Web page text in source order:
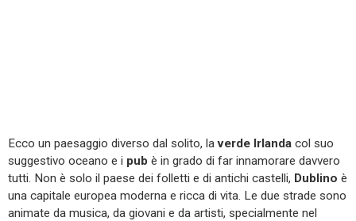
Ecco un paesaggio diverso dal solito, laverde Irlanda col suo
suggestivo oceano e i pub è in grado di far innamorare davvero
tutti. Non è solo il paese dei folletti e di antichi castelli, Dublino è
una capitale europea moderna e ricca di vita. Le due strade sono
animate da musica, da giovani e da artisti, specialmente nel